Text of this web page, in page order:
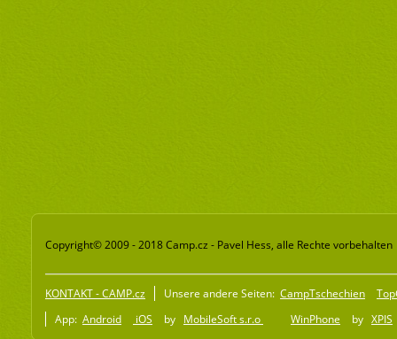
Copyright© 2009 - 2018 Camp.cz - Pavel Hess, alle Rechte vorbehalten
KONTAKT - CAMP.cz Unsere andere Seiten: CampTschechien
App: Android iOS by MobileSoft s.r.o WinPhone by XPIS